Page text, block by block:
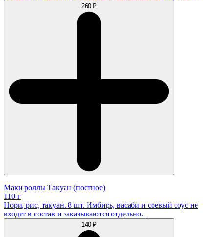
260 ₽
Маки роллы Такуан (постное)
110 г
Нори, рис, такуан. 8 шт. Имбирь, васаби и соевый соус не
входят в состав и заказываются отдельно.
140 ₽